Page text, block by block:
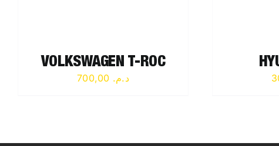
VOLKSWAGEN T-ROC
د.م.